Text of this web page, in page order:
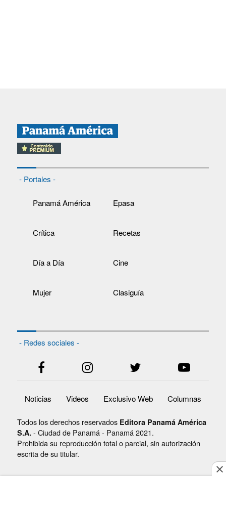
- Portales -
Panamá América Epasa
Crítica Recetas
Día a Día Cine
Mujer Clasiguía
- Redes sociales -
Noticias Videos Exclusivo Web Columnas
Todos los derechos reservados Editora Panamá América
S.A. - Ciudad de Panamá - Panamá 2021.
Prohibida su reproducción total o parcial, sin autorización
escrita de su titular.